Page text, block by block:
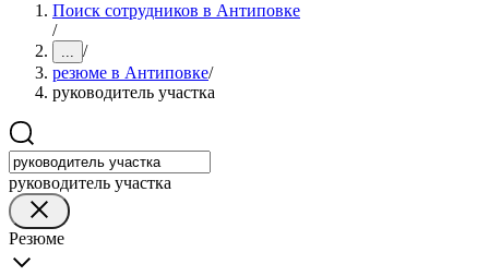
Поиск сотрудников в Антиповке
/
... /
резюме в Антиповке/
руководитель участка
руководитель участка
Резюме